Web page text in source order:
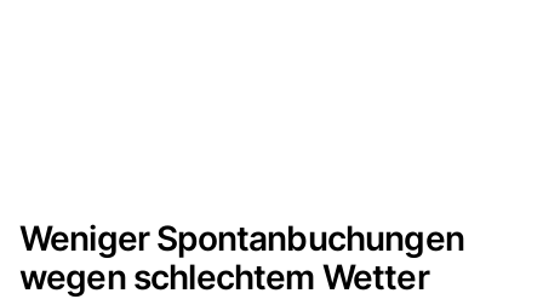
Weniger Spontanbuchungen
wegen schlechtem Wetter